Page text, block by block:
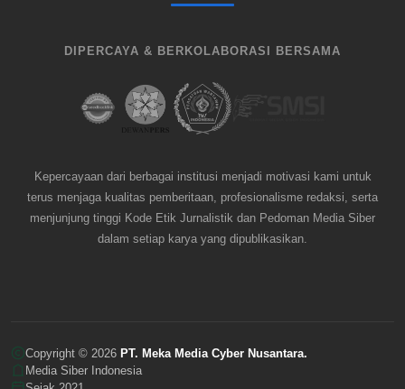
DIPERCAYA & BERKOLABORASI BERSAMA
Kepercayaan dari berbagai institusi menjadi motivasi kami untuk
terus menjaga kualitas pemberitaan, profesionalisme redaksi, serta
menjunjung tinggi Kode Etik Jurnalistik dan Pedoman Media Siber
dalam setiap karya yang dipublikasikan.
Copyright © 2026 PT. Meka Media Cyber Nusantara.
Media Siber Indonesia